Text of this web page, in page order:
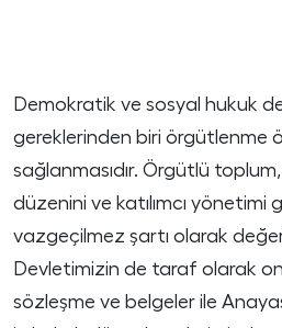
Demokratik ve sosyal hukuk
gereklerinden biri örgütlenme
sağlanmasıdır. Örgütlü
düzenini ve katılımcı yönetimi
vazgeçilmez şartı olarak
Devletimizin de taraf olarak
sözleşme ve belgeler ile